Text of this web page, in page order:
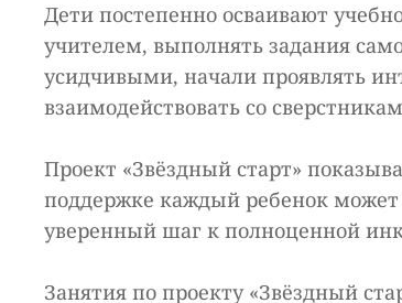
Дети постепенно осваивают
учителем, выполнять задания
усидчивыми, начали проявлять
взаимодействовать со
Проект «Звёздный старт»
поддержке каждый ребенок
уверенный шаг к полноценной
Занятия по проекту «Звёздный